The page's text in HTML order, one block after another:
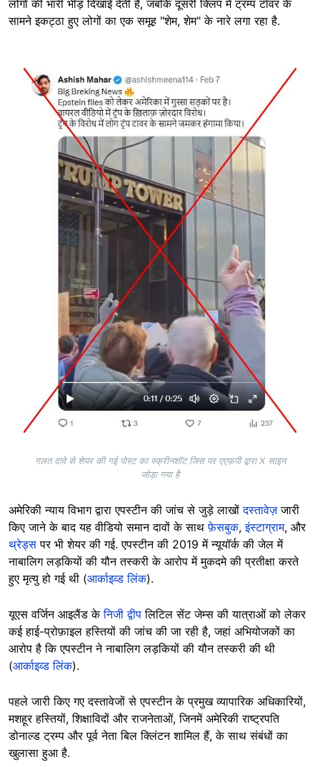
लोगों की भारी भीड़ दिखाई देती है, जबकि दूसरी क्लिप में ट्रम्प टॉवर के
सामने इकट्ठा हुए लोगों का एक समूह "शेम, शेम" के नारे लगा रहा है.
Image
गलत दावे से शेयर की गई पोस्ट का स्क्रीनशॉट जिस पर एएफ़पी द्वारा X साइन
जोड़ा गया है
अमेरिकी न्याय विभाग द्वारा एपस्टीन की जांच से जुड़े लाखोंदस्तावेज़जारी
किए जाने के बाद यह वीडियो समान दावों के साथफ़ेसबुक,इंस्टाग्राम, और
थ्रेड्स पर भी शेयर की गई. एपस्टीन की 2019 में न्यूयॉर्क की जेल में
नाबालिग लड़कियों की यौन तस्करी के आरोप में मुकदमे की प्रतीक्षा करते
हुए मृत्यु हो गई थी (आर्काइव्ड लिंक).
यूएस वर्जिन आइलैंड केनिजी द्वीप लिटिल सेंट जेम्स की यात्राओं को लेकर
कई हाई-प्रोफ़ाइल हस्तियों की जांच की जा रही है, जहां अभियोजकों का
आरोप है कि एपस्टीन ने नाबालिग लड़कियों की यौन तस्करी की थी
(आर्काइव्ड लिंक).
पहले जारी किए गए दस्तावेजों से एपस्टीन के प्रमुख व्यापारिक अधिकारियों,
मशहूर हस्तियों, शिक्षाविदों और राजनेताओं, जिनमें अमेरिकी राष्ट्रपति
डोनाल्ड ट्रम्प और पूर्व नेता बिल क्लिंटन शामिल हैं, के साथ संबंधों का
खुलासा हुआ है.